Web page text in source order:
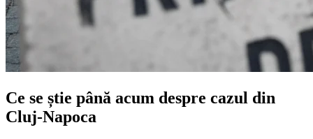
Ce se știe până acum despre cazul din
Cluj-Napoca